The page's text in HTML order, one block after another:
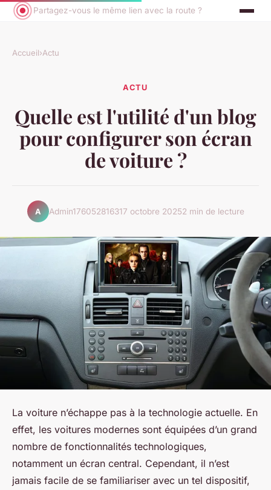
Partagez-vous le même lien avec la route ?
Accueil›Actu
ACTU
Quelle est l'utilité d'un blog
pour configurer son écran
de voiture ?
A Admin176052816317 octobre 20252 min de lecture
La voiture n’échappe pas à la technologie actuelle. En
effet, les voitures modernes sont équipées d’un grand
nombre de fonctionnalités technologiques,
notamment un écran central. Cependant, il n’est
jamais facile de se familiariser avec un tel dispositif,